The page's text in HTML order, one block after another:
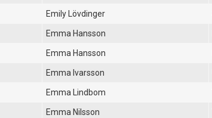
Emily Lövdinger
Emma Hansson
Emma Hansson
Emma Ivarsson
Emma Lindbom
Emma Nilsson